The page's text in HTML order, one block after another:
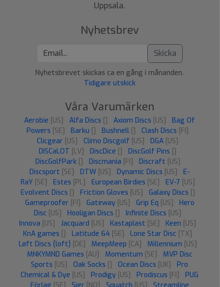
Uppsala.
Nyhetsbrev
Skicka
Nyhetsbrevet skickas ca en gång i månanden.
Tidigare utskick
Våra Varumärken
Aerobie [US] Alfa Discs Axiom Discs [US]
Bag Of
Powers [SE] Barku Bushnell Clash Discs [FI]
Clicgear [US] Climo Discgolf [US] DGA [US]
DISCaLOT [LV] DiscDice DiscGolf Pins
DiscGolfPark
Discmania [FI] Discraft [US]
Discsport [SE] DTW [US] Dynamic Discs [US]
E-
RaY [SE] Estes [PL] European Birdies [SE] EV-7 [US]
Evolvent Discs
Friction Gloves [US] Galaxy Discs
Gameproofer [FI] Gateway [US] Grip Eq [US]
Hero
Disc [US] Hooligan Discs Infinite Discs [US]
Innova [US] Jacquard [US] Kastaplast [SE] Keen [US]
KnA games
Latitude 64 [SE] Lone Star Disc [TX]
Løft Discs (loft) [DE] MeepMeep [CA] Millennium [US]
MNKYMND Games [AU] Momentum [SE]
MVP Disc
Sports [US] Oak Socks Ocean Discs [UK]
Pro
Chemical & Dye [US] Prodigy [US] Prodiscus [FI]
PUG